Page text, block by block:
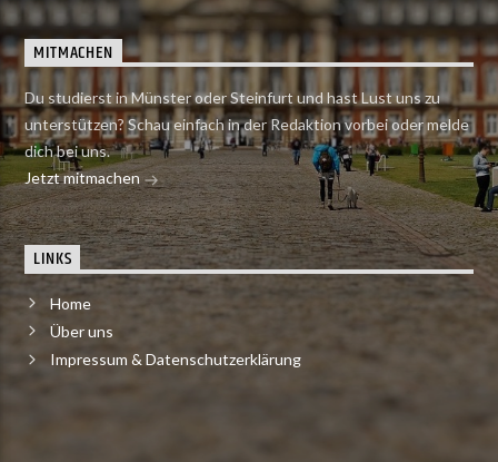
MITMACHEN
Du studierst in Münster oder Steinfurt und hast Lust uns zu
unterstützen? Schau einfach in der Redaktion vorbei oder melde
dich bei uns.
Jetzt mitmachen
LINKS
Home
Über uns
Impressum & Datenschutzerklärung